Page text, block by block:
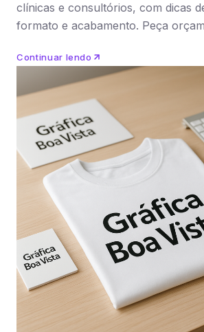
clínicas e consultórios, com dicas
formato e acabamento. Peça
Continuar lendo